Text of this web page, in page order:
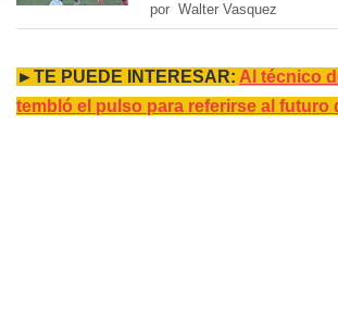
por Walter Vasquez
►TE PUEDE INTERESAR: Al técnico
tembló el pulso para referirse al futuro